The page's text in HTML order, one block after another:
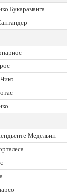
Букараманга
Медельин